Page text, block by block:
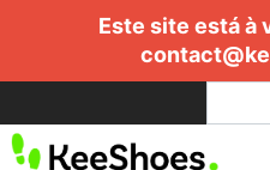
Este site está à